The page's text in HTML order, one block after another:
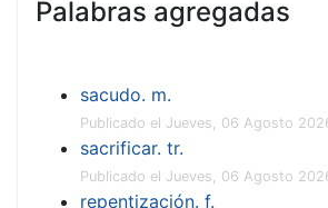
Palabras agregadas
sacudo. m.
Publicado el Jueves, 06 Agosto
sacrificar. tr.
Publicado el Jueves, 06 Agosto
repentización. f.